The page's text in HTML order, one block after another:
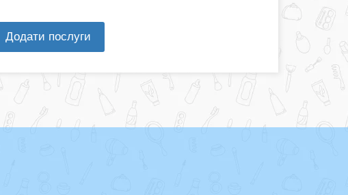
Додати послуги